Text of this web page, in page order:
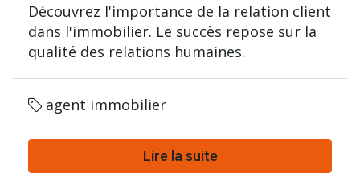
Découvrez l'importance de la relation client
dans l'immobilier. Le succès repose sur la
qualité des relations humaines.
agent immobilier
Lire la suite